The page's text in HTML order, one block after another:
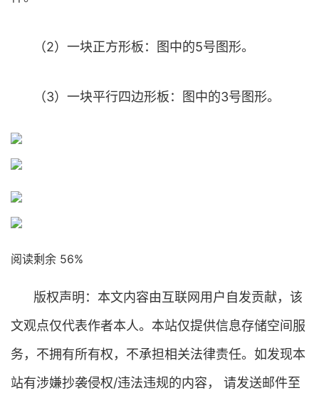
（2）一块正方形板：图中的5号图形。
（3）一块平行四边形板：图中的3号图形。
阅读剩余 56%
版权声明：本文内容由互联网用户自发贡献，该
文观点仅代表作者本人。本站仅提供信息存储空间服
务，不拥有所有权，不承担相关法律责任。如发现本
站有涉嫌抄袭侵权/违法违规的内容， 请发送邮件至